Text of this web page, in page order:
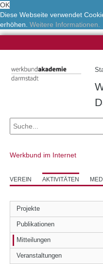
OK
Diese Webseite verwendet
erhöhen. Weitere Informationen.
Werkbund im Internet
VEREIN AKTIVITÄTEN
Projekte
Publikationen
Mitteilungen
Veranstaltungen